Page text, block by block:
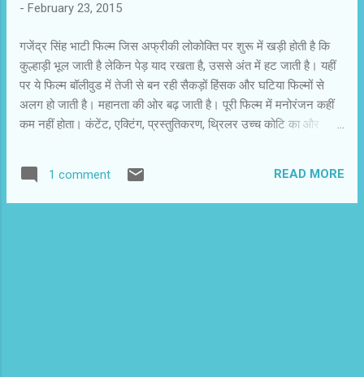
दूसरे साल कोई नया सांप्रदायिक संघर्ष होता है। लोग गायब
आसानी से भूल जाते हैं। देश के नागरिकों को यह सवाल
मथता होगा कि आखिर क्यों देश में दंगे होते रहते हैं? इस
सवाल से ही फिल्म का खयाल आया। सिर्फ अपने देश में ही
नहीं। पिछले 20 सालों में अनेक देश ट...
- February 23, 2015
गजेंद्र सिंह भाटी फिल्म जिस अफ्रीकी लोकोक्ति पर शुरू में खड़ी होती है कि
कुल्हाड़ी भूल जाती है लेकिन पेड़ याद रखता है, उससे अंत में हट जाती है। यहीं
पर ये फिल्म बॉलीवुड में तेजी से बन रही सैकड़ों हिंसक और घटिया फिल्मों से
अलग हो जाती है। महानता की ओर बढ़ जाती है। पूरी फिल्म में मनोरंजन कहीं
कम नहीं होता। कंटेंट, एक्टिंग, प्रस्तुतिकरण, थ्रिलर उच्च कोटि का और
साथ में असहज हो सकते हैं। बाकी ये फिल्म जरूर देखनी चाहिए। ऐसा सिनेमा
उम्मीद जगाता है। नवाजुद्दीन सिद्दीकी ने जैसा काम किया है वैसा शाहरुख,
1 comment READ MORE